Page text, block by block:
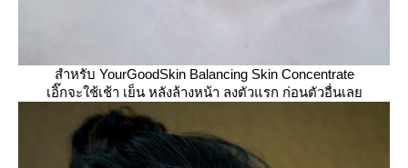
สำหรับ YourGoodSkin Balancing Skin Concentrate
เอิ๊กจะใช้เช้า เย็น หลังล้างหน้า ลงตัวแรก ก่อนตัวอื่นเล